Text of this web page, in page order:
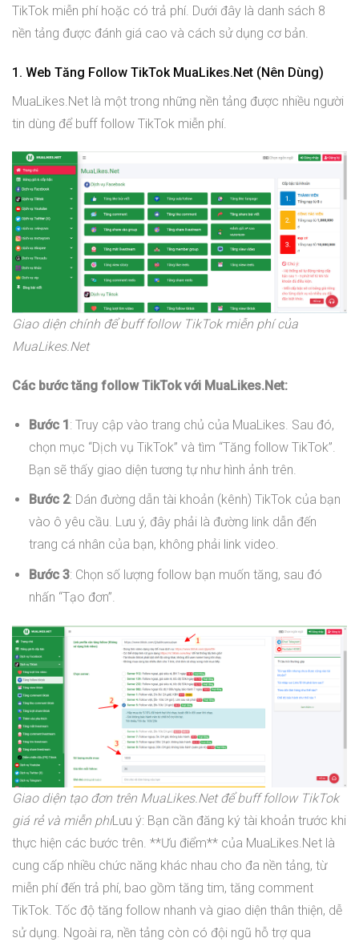
TikTok miễn phí hoặc có trả phí. Dưới đây là danh sách 8
nền tảng được đánh giá cao và cách sử dụng cơ bản.
1. Web Tăng Follow TikTok MuaLikes.Net (Nên Dùng)
MuaLikes.Net là một trong những nền tảng được nhiều người
tin dùng để buff follow TikTok miễn phí.
Giao diện chính để buff follow TikTok miễn phí của
MuaLikes.Net
Các bước tăng follow TikTok với MuaLikes.Net:
Bước 1: Truy cập vào trang chủ của MuaLikes. Sau đó,
chọn mục “Dịch vụ TikTok” và tìm “Tăng follow TikTok”.
Bạn sẽ thấy giao diện tương tự như hình ảnh trên.
Bước 2: Dán đường dẫn tài khoản (kênh) TikTok của bạn
vào ô yêu cầu. Lưu ý, đây phải là đường link dẫn đến
trang cá nhân của bạn, không phải link video.
Bước 3: Chọn số lượng follow bạn muốn tăng, sau đó
nhấn “Tạo đơn”.
Giao diện tạo đơn trên MuaLikes.Net để buff follow TikTok
giá rẻ và miễn phíLưu ý: Bạn cần đăng ký tài khoản trước khi
thực hiện các bước trên. **Ưu điểm** của MuaLikes.Net là
cung cấp nhiều chức năng khác nhau cho đa nền tảng, từ
miễn phí đến trả phí, bao gồm tăng tim, tăng comment
TikTok. Tốc độ tăng follow nhanh và giao diện thân thiện, dễ
sử dụng. Ngoài ra, nền tảng còn có đội ngũ hỗ trợ qua